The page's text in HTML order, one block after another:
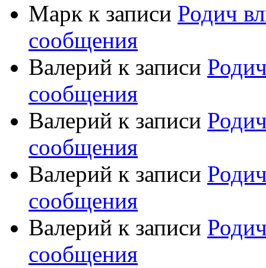
Марк к записи Родич
сообщения
Валерий к записи
сообщения
Валерий к записи
сообщения
Валерий к записи
сообщения
Валерий к записи
сообщения